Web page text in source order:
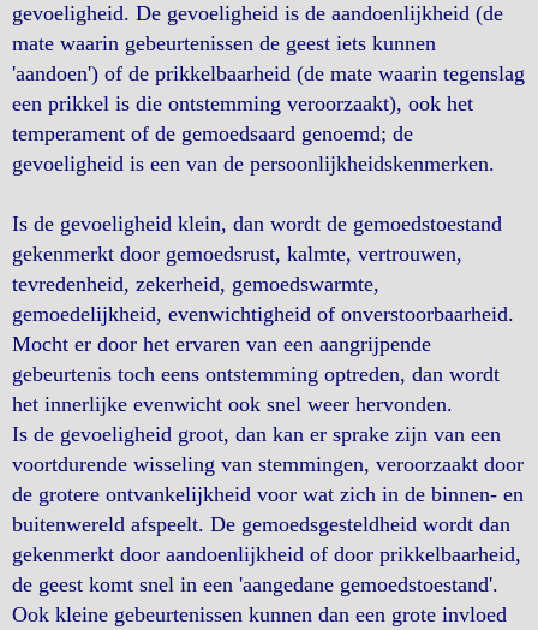
gevoeligheid. De gevoeligheid is de aandoenlijkheid (de
mate waarin gebeurtenissen de geest iets kunnen
'aandoen') of de prikkelbaarheid (de mate waarin tegenslag
een prikkel is die ontstemming veroorzaakt), ook het
temperament of de gemoedsaard genoemd; de
gevoeligheid is een van de persoonlijkheidskenmerken.
Is de gevoeligheid klein, dan wordt de gemoedstoestand
gekenmerkt door gemoedsrust, kalmte, vertrouwen,
tevredenheid, zekerheid, gemoedswarmte,
gemoedelijkheid, evenwichtigheid of onverstoorbaarheid.
Mocht er door het ervaren van een aangrijpende
gebeurtenis toch eens ontstemming optreden, dan wordt
het innerlijke evenwicht ook snel weer hervonden.
Is de gevoeligheid groot, dan kan er sprake zijn van een
voortdurende wisseling van stemmingen, veroorzaakt door
de grotere ontvankelijkheid voor wat zich in de binnen- en
buitenwereld afspeelt. De gemoedsgesteldheid wordt dan
gekenmerkt door aandoenlijkheid of door prikkelbaarheid,
de geest komt snel in een 'aangedane gemoedstoestand'.
Ook kleine gebeurtenissen kunnen dan een grote invloed